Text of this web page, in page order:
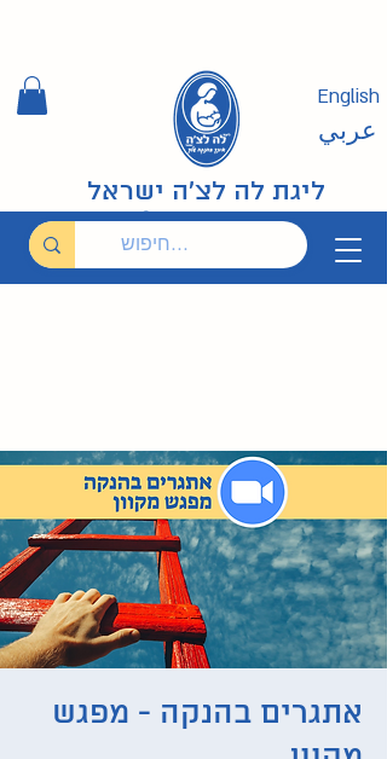
ליגת לה לצ'ה ישראל
English
عربي
אתגרים בהנקה - מפגש